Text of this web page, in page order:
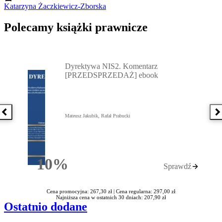
Katarzyna Żaczkiewicz-Zborska
Polecamy książki prawnicze
Poprzednia książka
10%Rabatu
Dyrektywa NIS2. Komentarz
[PRZEDSPRZEDAŻ] ebook
Mateusz Jakubik, Rafał Prabucki
Sprawdź
Cena promocyjna: 267,30 zł | Cena regularna: 297,00 zł
Najniższa cena w ostatnich 30 dniach: 207,90 zł
Ostatnio dodane